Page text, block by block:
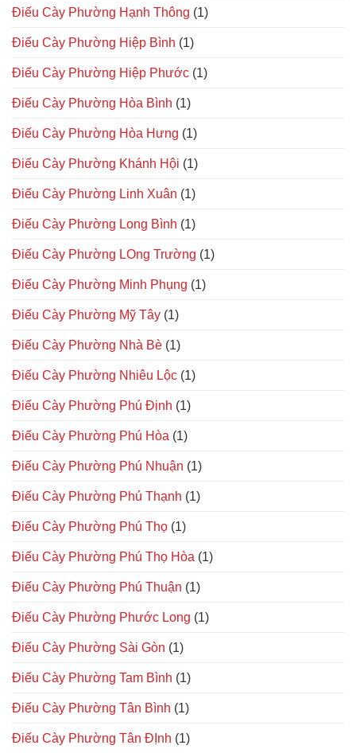
Điếu Cày Phường Hạnh Thông (1)
Điếu Cày Phường Hiệp Bình (1)
Điếu Cày Phường Hiệp Phước (1)
Điếu Cày Phường Hòa Bình (1)
Điếu Cày Phường Hòa Hưng (1)
Điếu Cày Phường Khánh Hội (1)
Điếu Cày Phường Linh Xuân (1)
Điếu Cày Phường Long Bình (1)
Điếu Cày Phường LOng Trường (1)
Điếu Cày Phường Minh Phụng (1)
Điếu Cày Phường Mỹ Tây (1)
Điếu Cày Phường Nhà Bè (1)
Điếu Cày Phường Nhiêu Lộc (1)
Điếu Cày Phường Phú Định (1)
Điếu Cày Phường Phú Hòa (1)
Điếu Cày Phường Phú Nhuận (1)
Điếu Cày Phường Phú Thạnh (1)
Điếu Cày Phường Phú Thọ (1)
Điếu Cày Phường Phú Thọ Hòa (1)
Điếu Cày Phường Phú Thuận (1)
Điếu Cày Phường Phước Long (1)
Điếu Cày Phường Sài Gòn (1)
Điếu Cày Phường Tam Bình (1)
Điếu Cày Phường Tân Bình (1)
Điếu Cày Phường Tân ĐỊnh (1)